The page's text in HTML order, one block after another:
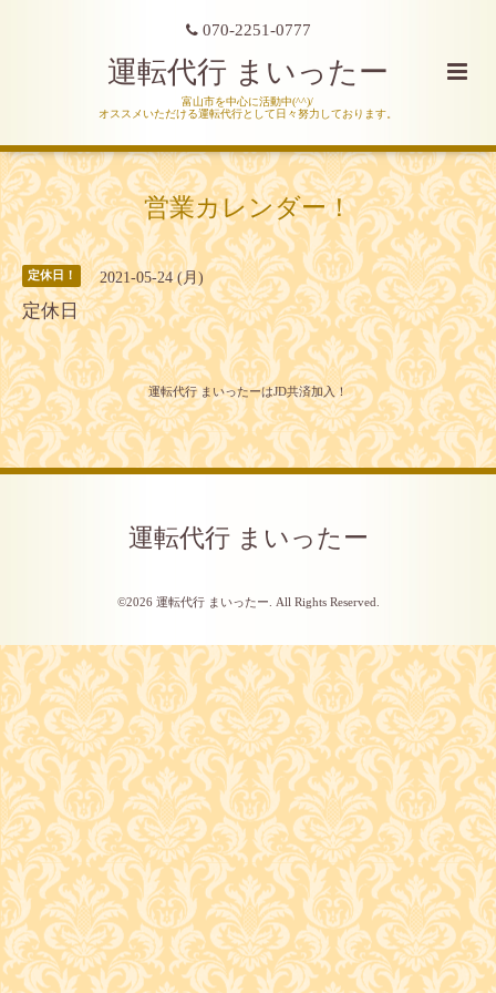
070-2251-0777
運転代行 まいったー
富山市を中心に活動中(^^)/
オススメいただける運転代行として日々努力しております。
営業カレンダー！
定休日！ 2021-05-24 (月)
定休日
運転代行 まいったーはJD共済加入！
運転代行 まいったー
©2026 運転代行 まいったー . All Rights Reserved.